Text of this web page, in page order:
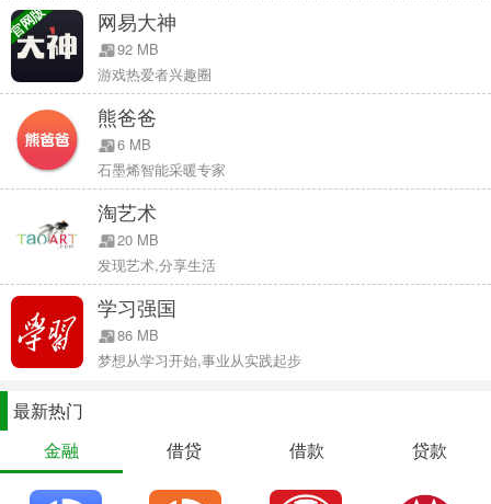
管理】
2、查看软件恶意行为。进入后即可按照【权限】或【软件】两种方式
查看到各软件是否存在安全隐患
3、处理恶意软件。在查看到哪些软件有恶意行为时，进入详情页面
后，即可进行处理。
官网版 网易大神
92 MB
游戏热爱者兴趣圈
熊爸爸
6 MB
石墨烯智能采暖专家
淘艺术
20 MB
发现艺术,分享生活
学习强国
86 MB
梦想从学习开始,事业从实践起步
最新热门
金融
借贷 借款 贷款